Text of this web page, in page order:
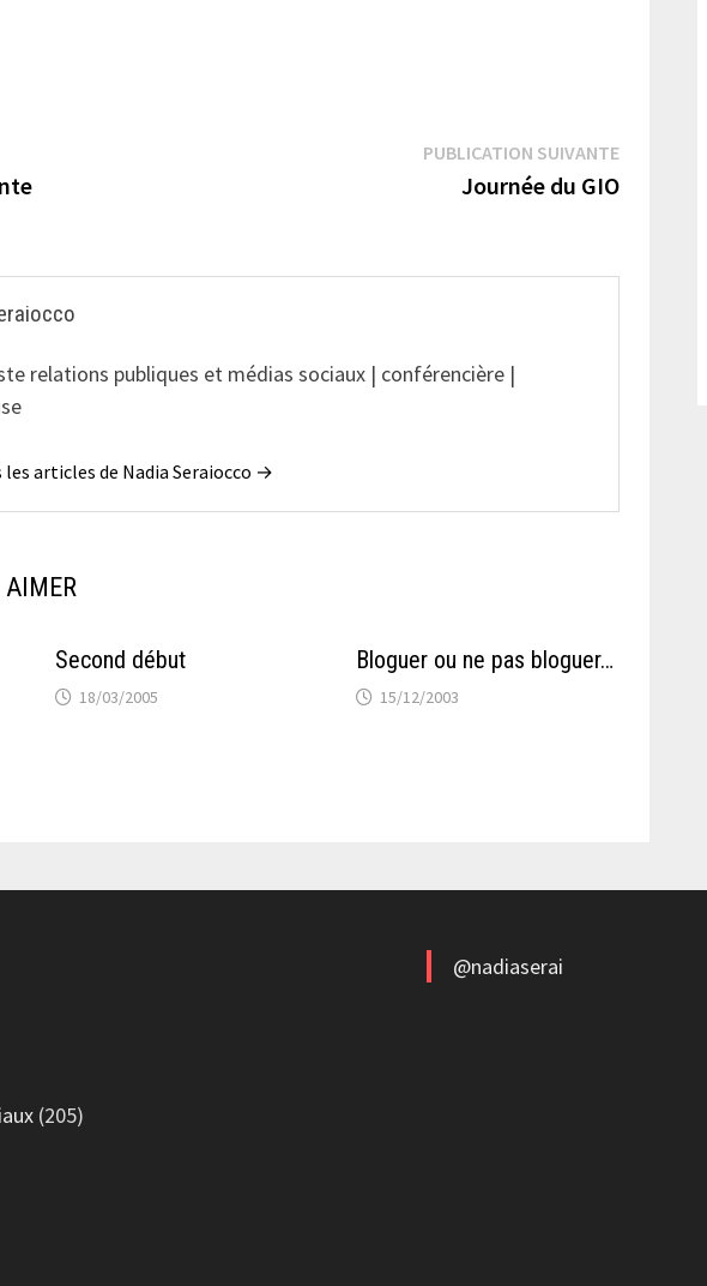
:
PUBLICATION SUIVANTEPublication
suivante :
Journée du GIO
relations publiques et médias sociaux | conférencière |
les articles de Nadia Seraiocco →
AIMER
Second début
18/03/2005
Bloguer ou ne pas bloguer…
15/12/2003
(205)
@nadiaserai